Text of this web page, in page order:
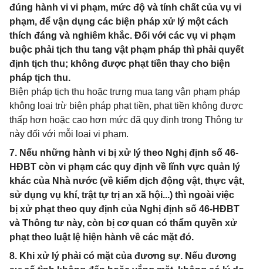
đúng hành vi vi phạm, mức độ và tính chất của vụ vi
phạm, để vận dụng các biện pháp xử lý một cách
thích đáng và nghiêm khắc. Đối với các vụ vi phạm
buộc phải tịch thu tang vật phạm pháp thì phải quyết
định tịch thu; không được phạt tiền thay cho biện
pháp tịch thu.
Biện pháp tịch thu hoặc trưng mua tang vận phạm pháp
không loại trừ biện pháp phạt tiền, phạt tiền không được
thấp hơn hoặc cao hơn mức đã quy định trong Thông tư
này đối với mỗi loại vi phạm.
7. Nếu những hành vi bị xử lý theo Nghị định số 46-
HĐBT còn vi phạm các quy định về lĩnh vực quản lý
khác của Nhà nước (về kiểm dịch động vật, thực vật,
sử dụng vụ khí, trật tự trị an xã hội...) thì ngoài việc
bị xử phạt theo quy định của Nghị định số 46-HĐBT
và Thông tư này, còn bị cơ quan có thẩm quyền xử
phạt theo luật lệ hiện hành về các mặt đó.
8. Khi xử lý phải có mặt của đương sự. Nếu đương